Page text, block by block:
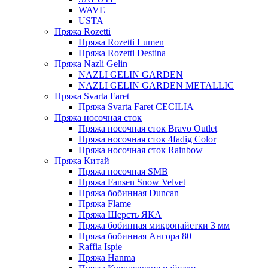
WAVE
USTA
Пряжа Rozetti
Пряжа Rozetti Lumen
Пряжа Rozetti Destina
Пряжа Nazli Gelin
NAZLI GELIN GARDEN
NAZLI GELIN GARDEN METALLIC
Пряжа Svarta Faret
Пряжа Svarta Faret CECILIA
Пряжа носочная сток
Пряжа носочная сток Bravo Outlet
Пряжа носочная сток 4fadig Color
Пряжа носочная сток Rainbow
Пряжа Китай
Пряжа носочная SMB
Пряжа Fansen Snow Velvet
Пряжа бобинная Duncan
Пряжа Flame
Пряжа Шерсть ЯКА
Пряжа бобинная микропайетки 3 мм
Пряжа бобинная Ангора 80
Raffia Ispie
Пряжа Hanma